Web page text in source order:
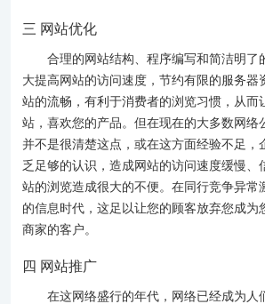
三 网站优化
合理的网站结构、程序编写和简洁明了
大提高网站的访问速度，节约有限的服务器
站的流畅，有利于消费者的浏览习惯，从而
站，喜欢您的产品。但在现在的大多数网络
并不是很清楚这点，或在这方面经验不足，
乏足够的认识，造成网站的访问速度缓慢、
站的浏览造成很大的不便。在同行竞争异常
的信息时代，这足以让您的顾客放弃您成为
商家的客户。
四 网站推广
在这网络盛行的年代，网络已经成为人